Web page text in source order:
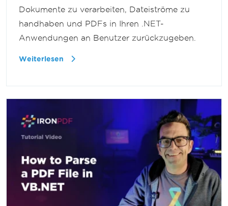
Dokumente zu verarbeiten, Dateiströme zu
handhaben und PDFs in Ihren .NET-
Anwendungen an Benutzer zurückzugeben.
Weiterlesen